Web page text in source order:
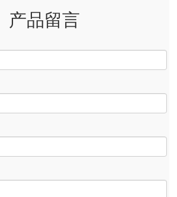
产品留言